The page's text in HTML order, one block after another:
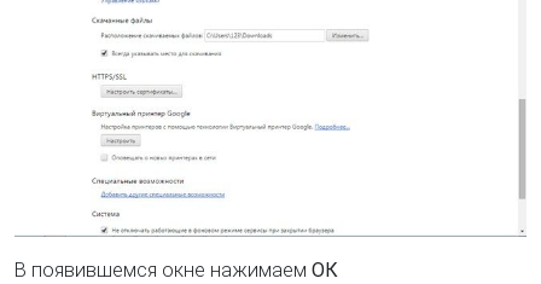
В появившемся окне нажимаем ОК